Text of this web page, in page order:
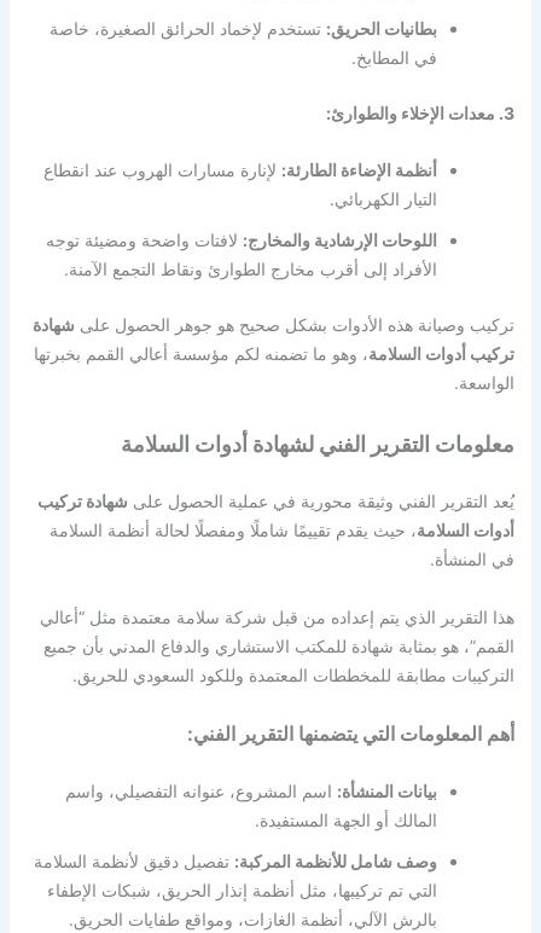
بطانيات الحريق: تستخدم لإخماد الحرائق الصغيرة، خاصة
في المطابخ.
3. معدات الإخلاء والطوارئ:
أنظمة الإضاءة الطارئة: لإنارة مسارات الهروب عند انقطاع
التيار الكهربائي.
اللوحات الإرشادية والمخارج: لافتات واضحة ومضيئة توجه
الأفراد إلى أقرب مخارج الطوارئ ونقاط التجمع الآمنة.
تركيب وصيانة هذه الأدوات بشكل صحيح هو جوهر الحصول على شهادة
تركيب أدوات السلامة، وهو ما تضمنه لكم مؤسسة أعالي القمم بخبرتها
الواسعة.
معلومات التقرير الفني لشهادة أدوات السلامة
يُعد التقرير الفني وثيقة محورية في عملية الحصول على شهادة تركيب
أدوات السلامة، حيث يقدم تقييمًا شاملًا ومفصلًا لحالة أنظمة السلامة
في المنشأة.
هذا التقرير الذي يتم إعداده من قبل شركة سلامة معتمدة مثل “أعالي
القمم”، هو بمثابة شهادة للمكتب الاستشاري والدفاع المدني بأن جميع
التركيبات مطابقة للمخططات المعتمدة وللكود السعودي للحريق.
أهم المعلومات التي يتضمنها التقرير الفني:
بيانات المنشأة: اسم المشروع، عنوانه التفصيلي، واسم
المالك أو الجهة المستفيدة.
وصف شامل للأنظمة المركبة: تفصيل دقيق لأنظمة السلامة
التي تم تركيبها، مثل أنظمة إنذار الحريق، شبكات الإطفاء
بالرش الآلي، أنظمة الغازات، ومواقع طفايات الحريق.